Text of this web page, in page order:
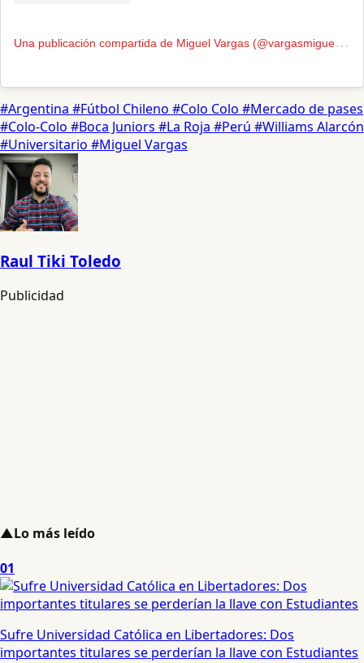
U
na publicación compartida de Miguel Vargas (@vargasmiguel.25)
#Argentina #Fútbol Chileno #Colo Colo #Mercado de pases
#Colo-Colo #Boca Juniors #La Roja #Perú #Williams Alarcón
#Universitario #Miguel Vargas
Raul Tiki Toledo
Publicidad
▲Lo más leído
01
Sufre Universidad Católica en Libertadores: Dos
importantes titulares se perderían la llave con Estudiantes